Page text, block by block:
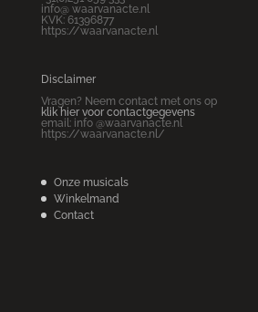
info@ waarvanacte.nl
KVK: 61396877
https://waarvanacte.nl
Disclaimer
Vragen? Neem contact met ons op
klik hier voor contactgegevens
email: info @waarvanacte.nl
https://waarvanacte.nl/
Onze musicals
Winkelmand
Contact